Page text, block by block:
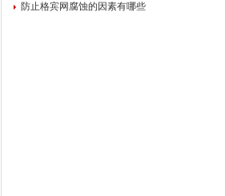
防止格宾网腐蚀的因素有哪些